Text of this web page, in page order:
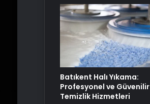
Batıkent Halı Yıkama:
Profesyonel ve Güvenilir
Temizlik Hizmetleri